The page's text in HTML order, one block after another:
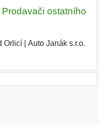
ostatního
Orlicí| Auto Janák s.r.o.